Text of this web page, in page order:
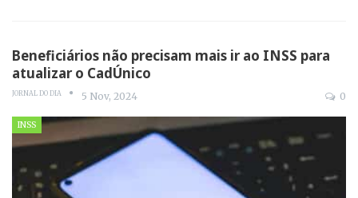
Beneficiários não precisam mais ir ao INSS para
atualizar o CadÚnico
JORNAL DO DIA 5 Nov, 2024 0
INSS